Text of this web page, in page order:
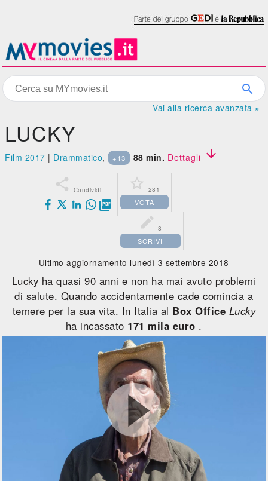
Vai alla ricerca avanzata »
LUCKY
Film 2017 | Drammatico, +13 88 min. Dettagli 
 Condividi

 281
VOTA
 8
SCRIVI
Ultimo aggiornamento lunedì 3 settembre 2018
Lucky ha quasi 90 anni e non ha mai avuto problemi
di salute. Quando accidentamente cade comincia a
temere per la sua vita. In Italia al Box Office Lucky
ha incassato 171 mila euro .